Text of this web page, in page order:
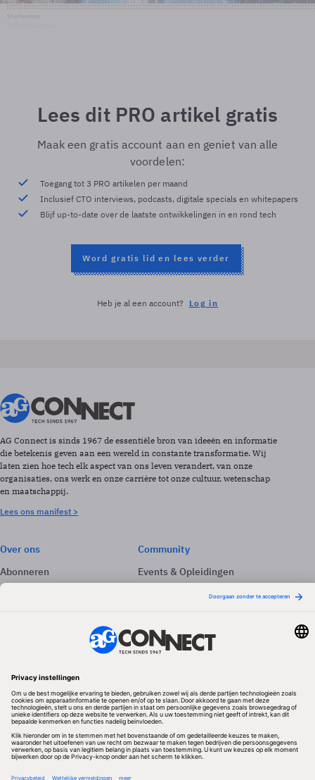
Lees dit PRO artikel gratis
Maak een gratis account aan en geniet van alle
voordelen:
Toegang tot 3 PRO artikelen per maand
Inclusief CTO interviews, podcasts, digitale specials en whitepapers
Blijf up-to-date over de laatste ontwikkelingen in en rond tech
Word gratis lid en lees verder
Heb je al een account? Log in
AG Connect is sinds 1967 de essentiële bron van ideeën en informatie
die betekenis geven aan een wereld in constante transformatie. Wij
laten zien hoe tech elk aspect van ons leven verandert, van onze
organisaties, ons werk en onze carrière tot onze cultuur, wetenschap
en maatschappij.
Lees ons manifest >
Over ons
Abonneren
Adverteren
Community
Events & Opleidingen
Nieuwsbrieven
Volg ons
Redactionele partner